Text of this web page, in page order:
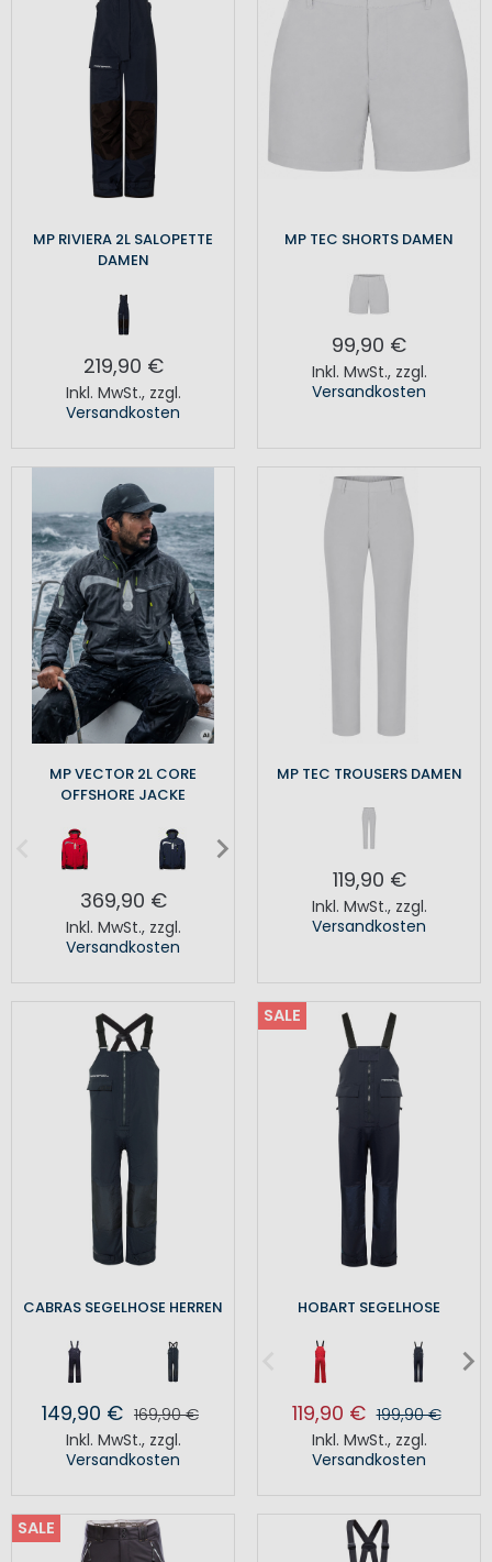
MP RIVIERA 2L SALOPETTE
DAMEN
219,90 €
Inkl. MwSt., zzgl.
Versandkosten
MP TEC SHORTS DAMEN
99,90 €
Inkl. MwSt., zzgl.
Versandkosten
MP VECTOR 2L CORE
OFFSHORE JACKE
369,90 €
Inkl. MwSt., zzgl.
Versandkosten
MP TEC TROUSERS DAMEN
119,90 €
Inkl. MwSt., zzgl.
Versandkosten
CABRAS SEGELHOSE HERREN
149,90 € 169,90 €
Inkl. MwSt., zzgl.
Versandkosten
SALE
HOBART SEGELHOSE
119,90 € 199,90 €
Inkl. MwSt., zzgl.
Versandkosten
SALE